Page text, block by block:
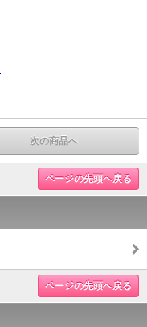
次の商品へ
ページの先頭へ戻る
ページの先頭へ戻る